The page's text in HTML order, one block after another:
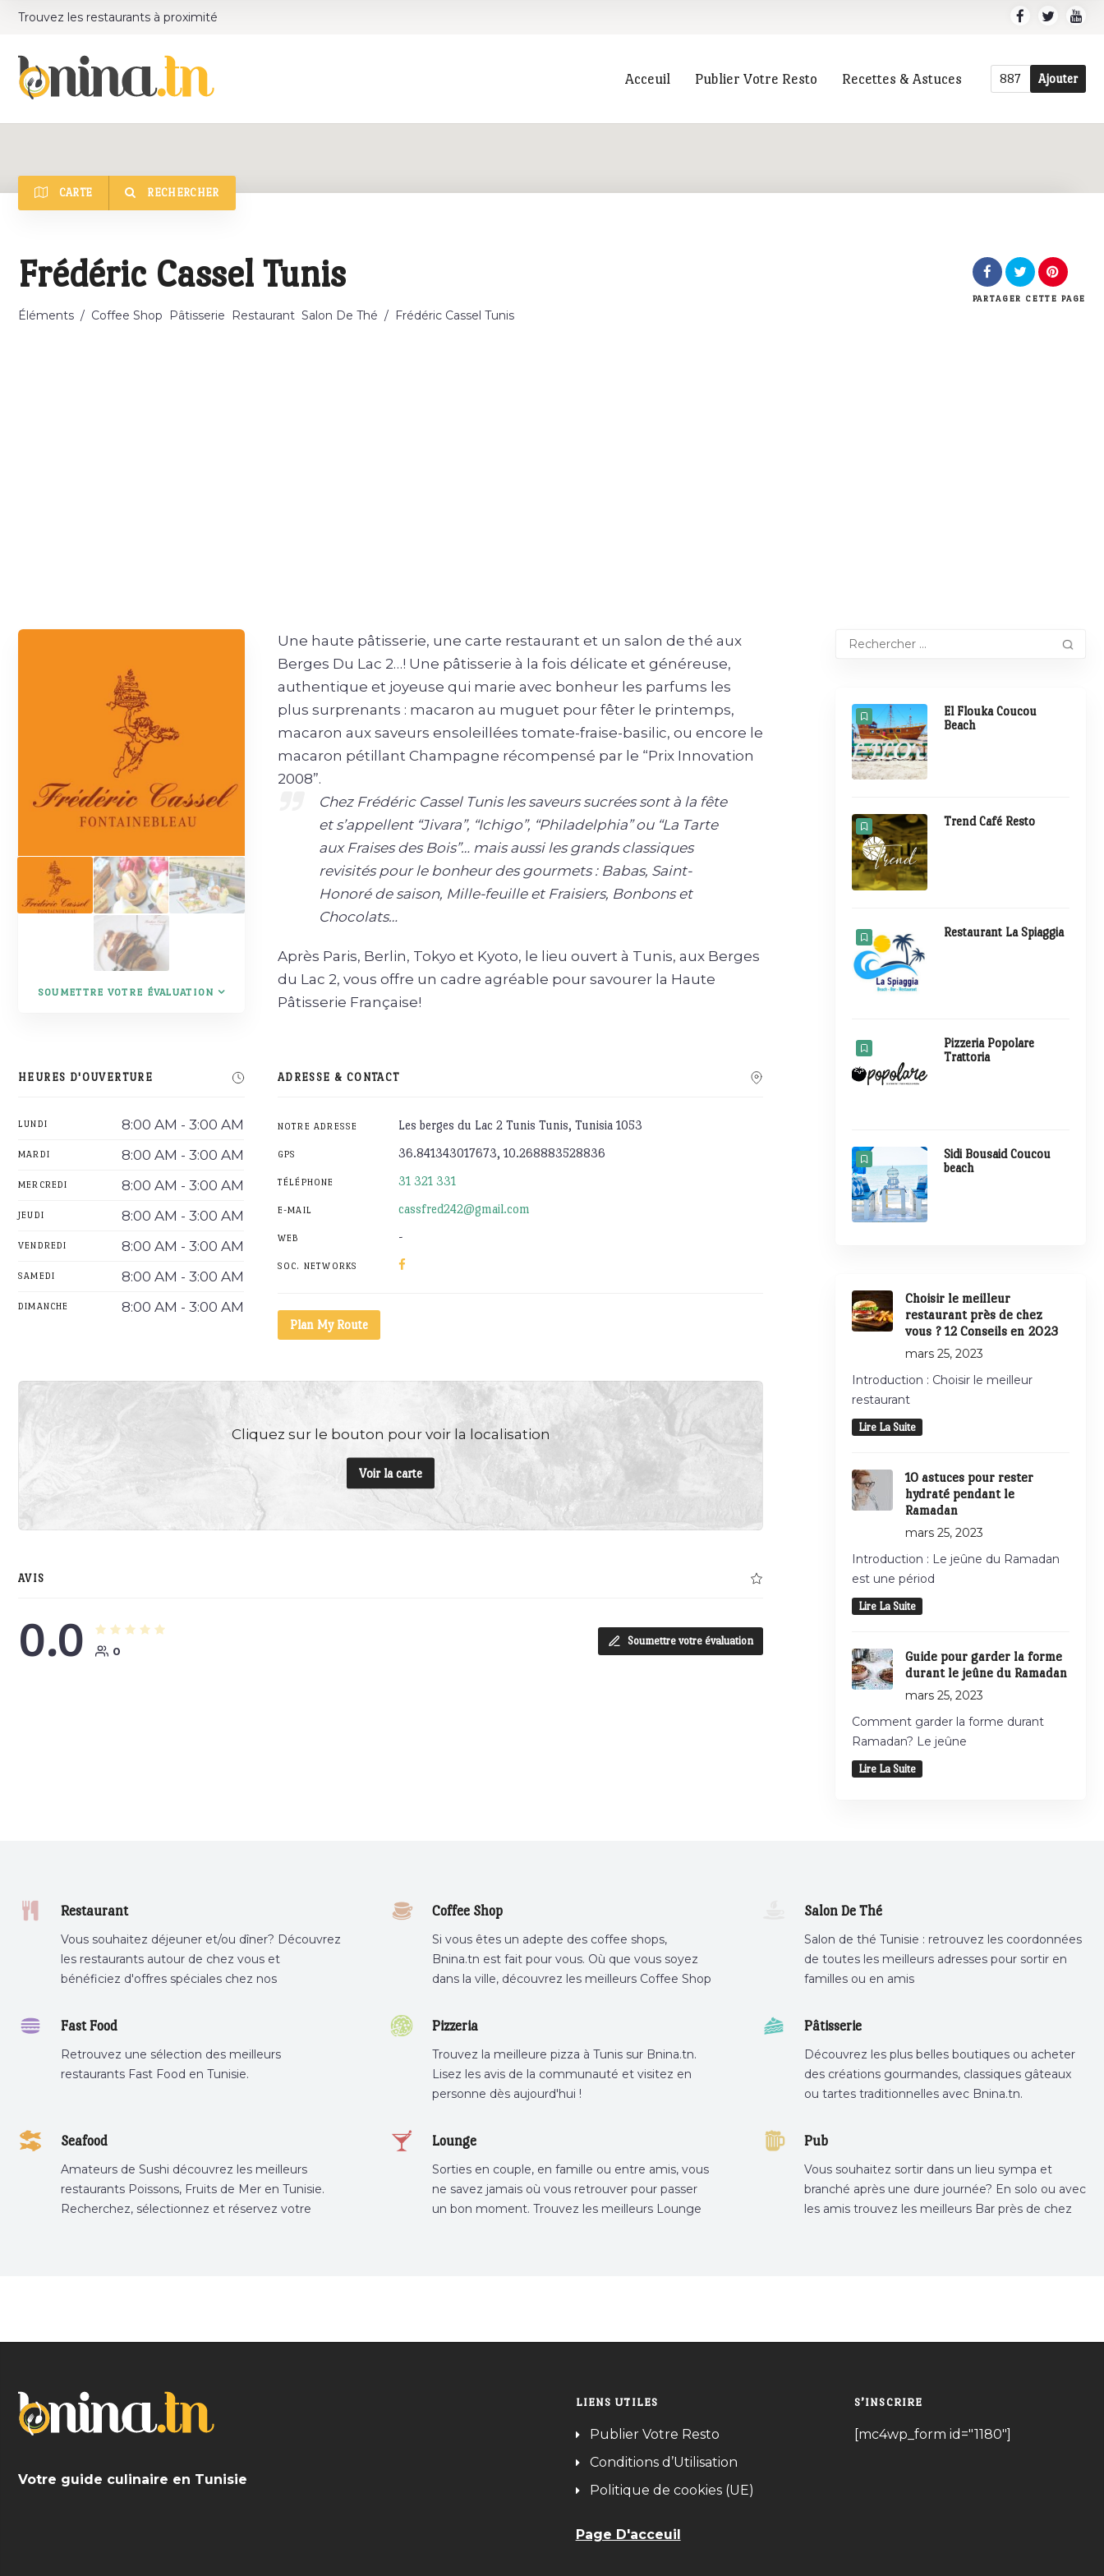
Trouvez les restaurants à proximité
Acceuil Publier Votre Resto Recettes & Astuces 887 Ajouter
CARTE RECHERCHER
Catégorie
Frédéric Cassel Tunis
Éléments / Coffee Shop Pâtisserie Restaurant Salon De Thé / Frédéric Cassel Tunis
PARTAGER CETTE PAGE
SOUMETTRE VOTRE ÉVALUATION
Une haute pâtisserie, une carte restaurant et un salon de thé aux
Berges Du Lac 2…! Une pâtisserie à la fois délicate et généreuse,
authentique et joyeuse qui marie avec bonheur les parfums les
plus surprenants : macaron au muguet pour fêter le printemps,
macaron aux saveurs ensoleillées tomate-fraise-basilic, ou encore le
macaron pétillant Champagne récompensé par le “Prix Innovation
2008”.
Chez Frédéric Cassel Tunis les saveurs sucrées sont à la fête
et s’appellent “Jivara”, “Ichigo”, “Philadelphia” ou “La Tarte
aux Fraises des Bois”… mais aussi les grands classiques
revisités pour le bonheur des gourmets : Babas, Saint-
Honoré de saison, Mille-feuille et Fraisiers, Bonbons et
Chocolats…
Après Paris, Berlin, Tokyo et Kyoto, le lieu ouvert à Tunis, aux Berges
du Lac 2, vous offre un cadre agréable pour savourer la Haute
Pâtisserie Française!
HEURES D'OUVERTURE
LUNDI 8:00 AM - 3:00 AM
MARDI 8:00 AM - 3:00 AM
MERCREDI 8:00 AM - 3:00 AM
JEUDI 8:00 AM - 3:00 AM
VENDREDI 8:00 AM - 3:00 AM
SAMEDI 8:00 AM - 3:00 AM
DIMANCHE 8:00 AM - 3:00 AM
ADRESSE & CONTACT
NOTRE ADRESSE Les berges du Lac 2 Tunis Tunis, Tunisia 1053
GPS 36.841343017673, 10.268883528836
TÉLÉPHONE 31 321 331
E-MAIL cassfred242@gmail.com
WEB -
SOC. NETWORKS
Plan My Route
Cliquez sur le bouton pour voir la localisation
Voir la carte
AVIS
0.0 0
Soumettre votre évaluation
El Flouka Coucou
Beach
Trend Café Resto
Restaurant La Spiaggia
Pizzeria Popolare
Trattoria
Sidi Bousaid Coucou
beach
Choisir le meilleur
restaurant près de chez
vous ? 12 Conseils en 2023
mars 25, 2023
Introduction : Choisir le meilleur
restaurant
Lire La Suite
10 astuces pour rester
hydraté pendant le
Ramadan
mars 25, 2023
Introduction : Le jeûne du Ramadan
est une périod
Lire La Suite
Guide pour garder la forme
durant le jeûne du Ramadan
mars 25, 2023
Comment garder la forme durant
Ramadan? Le jeûne
Lire La Suite
Restaurant
Vous souhaitez déjeuner et/ou dîner? Découvrez
les restaurants autour de chez vous et
bénéficiez d'offres spéciales chez nos
Coffee Shop
Si vous êtes un adepte des coffee shops,
Bnina.tn est fait pour vous. Où que vous soyez
dans la ville, découvrez les meilleurs Coffee Shop
Salon De Thé
Salon de thé Tunisie : retrouvez les coordonnées
de toutes les meilleurs adresses pour sortir en
familles ou en amis
Fast Food
Retrouvez une sélection des meilleurs
restaurants Fast Food en Tunisie.
Pizzeria
Trouvez la meilleure pizza à Tunis sur Bnina.tn.
Lisez les avis de la communauté et visitez en
personne dès aujourd'hui !
Pâtisserie
Découvrez les plus belles boutiques ou acheter
des créations gourmandes, classiques gâteaux
ou tartes traditionnelles avec Bnina.tn.
tunis, patisserie tunis, pâtisserie sousse .
Seafood
Amateurs de Sushi découvrez les meilleurs
restaurants Poissons, Fruits de Mer en Tunisie.
Recherchez, sélectionnez et réservez votre
Lounge
Sorties en couple, en famille ou entre amis, vous
ne savez jamais où vous retrouver pour passer
un bon moment. Trouvez les meilleurs Lounge
Pub
Vous souhaitez sortir dans un lieu sympa et
branché après une dure journée? En solo ou avec
les amis trouvez les meilleurs Bar près de chez
Votre guide culinaire en Tunisie
LIENS UTILES
Publier Votre Resto
Conditions d’Utilisation
Politique de cookies (UE)
Page D'acceuil
S’INSCRIRE
[mc4wp_form id="1180"]